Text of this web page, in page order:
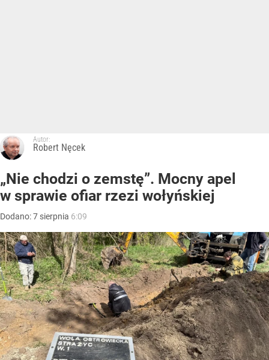
Autor:
Robert Nęcek
„Nie chodzi o zemstę”. Mocny apel
w sprawie ofiar rzezi wołyńskiej
Dodano:7 sierpnia 6:09